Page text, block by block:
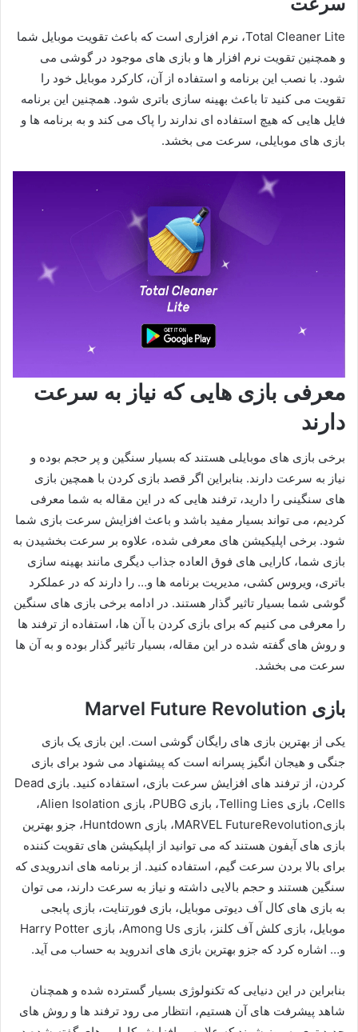
Total Cleaner Lite، نرم افزاری است که باعث تقویت موبایل شما
و همچنین تقویت نرم افزار ها و بازی های موجود در گوشی می
شود. با نصب این برنامه و استفاده از آن، کارکرد موبایل خود را
تقویت می کنید تا باعث بهینه سازی باتری شود. همچنین این برنامه
فایل هایی که هیچ استفاده ای ندارند را پاک می کند و به برنامه ها و
بازی های موبایلی، سرعت می بخشد.
معرفی بازی هایی که نیاز به سرعت
دارند
برخی بازی های موبایلی هستند که بسیار سنگین و پر حجم بوده و
نیاز به سرعت دارند. بنابراین اگر قصد بازی کردن با همچین بازی
های سنگینی را دارید، ترفند هایی که در این مقاله به شما معرفی
کردیم، می تواند بسیار مفید باشد و باعث افزایش سرعت بازی شما
شود. برخی اپلیکیشن های معرفی شده، علاوه بر سرعت بخشیدن به
بازی شما، کارایی های فوق العاده جذاب دیگری مانند بهینه سازی
باتری، ویروس کشی، مدیریت برنامه ها و… را دارند که در عملکرد
گوشی شما بسیار تاثیر گذار هستند. در ادامه برخی بازی های سنگین
را معرفی می کنیم که برای بازی کردن با آن ها، استفاده از ترفند ها
و روش های گفته شده در این مقاله، بسیار تاثیر گذار بوده و به آن ها
سرعت می بخشد.
بازی Marvel Future Revolution
یکی از بهترین بازی های رایگان گوشی است. این بازی یک بازی
جنگی و هیجان انگیز پسرانه است که پیشنهاد می شود برای بازی
کردن، از ترفند های افزایش سرعت بازی، استفاده کنید. بازی Dead
Cells، بازی Telling Lies، بازی PUBG، بازی Alien Isolation،
بازیMARVEL FutureRevolution، بازی Huntdown، جزو بهترین
بازی های آیفون هستند که می توانید از اپلیکیشن های تقویت کننده
برای بالا بردن سرعت گیم، استفاده کنید. از برنامه های اندرویدی که
سنگین هستند و حجم بالایی داشته و نیاز به سرعت دارند، می توان
به بازی های کال آف دیوتی موبایل، بازی فورتنایت، بازی پابجی
موبایل، بازی کلش آف کلنز، بازی Among Us، بازی Harry Potter
و… اشاره کرد که جزو بهترین بازی های اندروید به حساب می آید.
بنابراین در این دنیایی که تکنولوژی بسیار گسترده شده و همچنان
شاهد پیشرفت های آن هستیم، انتظار می رود ترفند ها و روش های